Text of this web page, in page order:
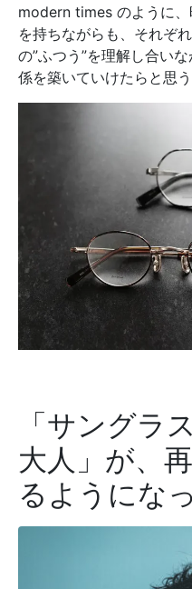
modern times のように
を持ちながらも、それぞ
の”ふつう”を理解し合い
係を築いていけたらと思う
「サングラ
大人」が、
るようにな